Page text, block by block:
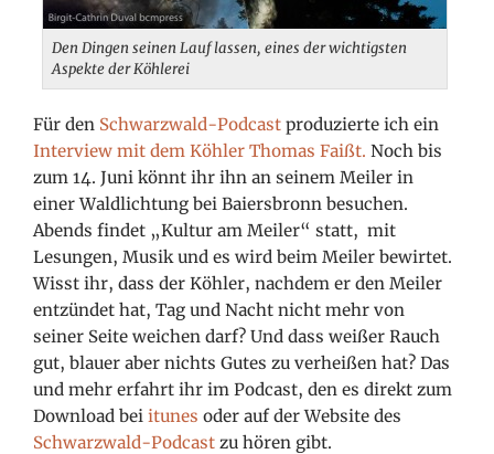
Den Dingen seinen Lauf lassen, eines der wichtigsten
Aspekte der Köhlerei
Für den Schwarzwald-Podcast produzierte ich ein
Interview mit dem Köhler Thomas Faißt.Noch bis
zum 14. Juni könnt ihr ihn an seinem Meiler in
einer Waldlichtungbei Baiersbronn besuchen.
Abends findet „Kultur am Meiler“ statt, mit
Lesungen, Musik und es wird beim Meiler bewirtet.
Wisst ihr, dass der Köhler, nachdem er den Meiler
entzündet hat, Tag und Nacht nicht mehr von
seiner Seite weichen darf? Und dass weißer Rauch
gut, blauer aber nichts Gutes zu verheißen hat? Das
und mehr erfahrt ihr im Podcast, den es direkt zum
Download beiitunes oder auf der Website des
Schwarzwald-Podcast zu hören gibt.